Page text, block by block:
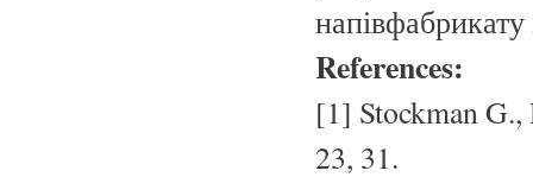
напівфабрикату
References:
[1] Stockman G.,
23, 31.